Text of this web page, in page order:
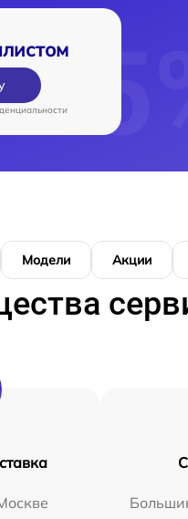
Модели Акции